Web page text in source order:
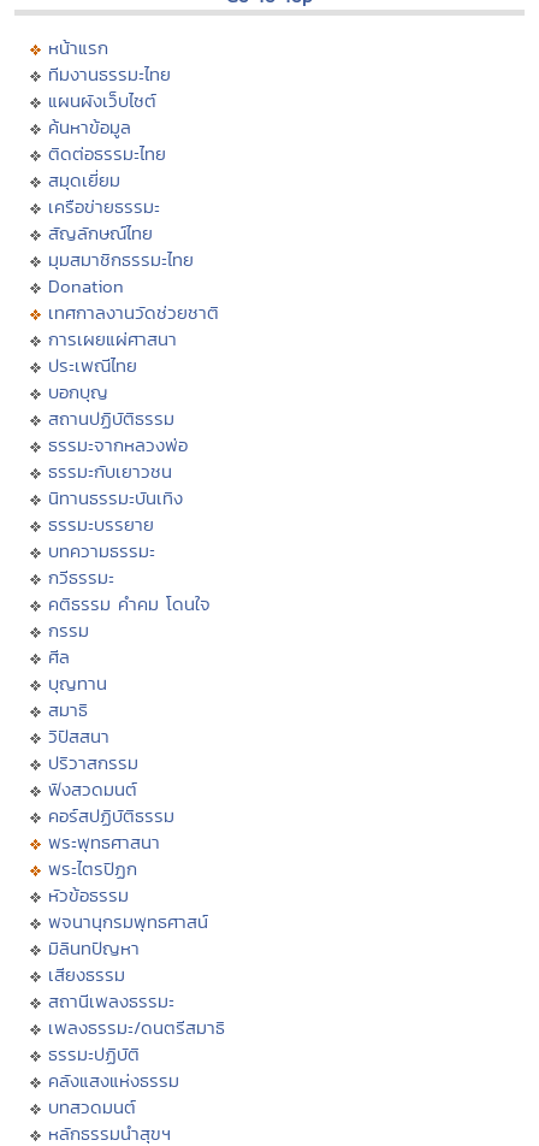
หน้าแรก
ทีมงานธรรมะไทย
แผนผังเว็บไซต์
ค้นหาข้อมูล
ติดต่อธรรมะไทย
สมุดเยี่ยม
เครือข่ายธรรมะ
สัญลักษณ์ไทย
มุมสมาชิกธรรมะไทย
Donation
เทศกาลงานวัดช่วยชาติ
การเผยแผ่ศาสนา
ประเพณีไทย
บอกบุญ
สถานปฏิบัติธรรม
ธรรมะจากหลวงพ่อ
ธรรมะกับเยาวชน
นิทานธรรมะบันเทิง
ธรรมะบรรยาย
บทความธรรมะ
กวีธรรมะ
คติธรรม คำคม โดนใจ
กรรม
ศีล
บุญทาน
สมาธิ
วิปัสสนา
ปริวาสกรรม
ฟังสวดมนต์
คอร์สปฏิบัติธรรม
พระพุทธศาสนา
พระไตรปิฏก
หัวข้อธรรม
พจนานุกรมพุทธศาสน์
มิลินทปัญหา
เสียงธรรม
สถานีเพลงธรรมะ
เพลงธรรมะ/ดนตรีสมาธิ
ธรรมะปฏิบัติ
คลังแสงแห่งธรรม
บทสวดมนต์
หลักธรรมนำสุขฯ